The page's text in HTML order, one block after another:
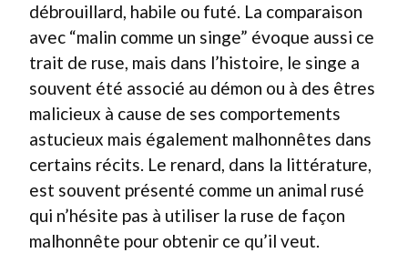
débrouillard, habile ou futé. La comparaison
avec “malin comme un singe” évoque aussi ce
trait de ruse, mais dans l’histoire, le singe a
souvent été associé au démon ou à des êtres
malicieux à cause de ses comportements
astucieux mais également malhonnêtes dans
certains récits. Le renard, dans la littérature,
est souvent présenté comme un animal rusé
qui n’hésite pas à utiliser la ruse de façon
malhonnête pour obtenir ce qu’il veut.